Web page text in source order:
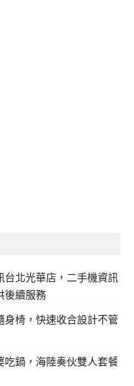
台北光華店，二手機資訊
後續服務
身椅，快速收合設計不管
吃鍋，海陸奏伙雙人套餐